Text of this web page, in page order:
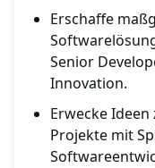
Erschaffe
Senior
Innovation.
Erwecke
Projekte mit